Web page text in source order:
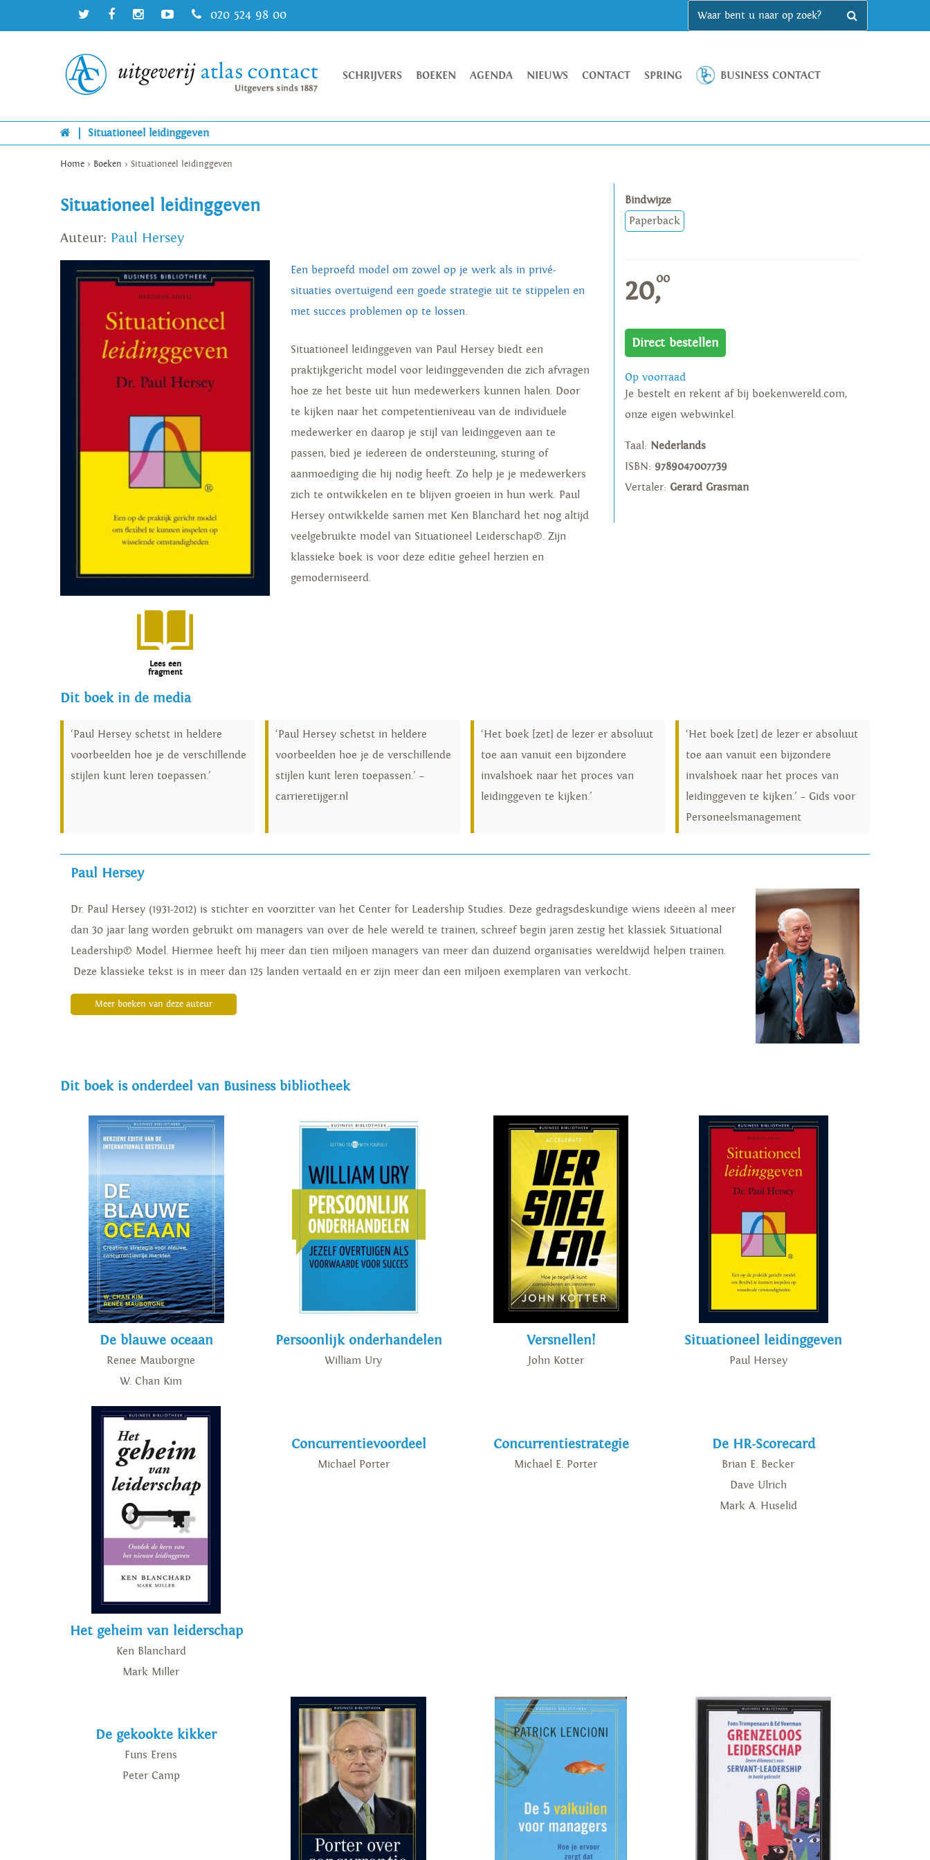
020 524 98 00
SCHRIJVERS BOEKEN AGENDA NIEUWS CONTACT SPRING BUSINESS CONTACT
Situationeel leidinggeven
Home > Boeken > Situationeel leidinggeven
Situationeel leidinggeven
Auteur: Paul Hersey
Lees een
fragment
Een beproefd model om zowel op je werk als in privé-
situaties overtuigend een goede strategie uit te stippelen en
met succes problemen op te lossen.
Situationeel leidinggeven van Paul Hersey biedt een
praktijkgericht model voor leidinggevenden die zich afvragen
hoe ze het beste uit hun medewerkers kunnen halen. Door
te kijken naar het competentieniveau van de individuele
medewerker en daarop je stijl van leidinggeven aan te
passen, bied je iedereen de ondersteuning, sturing of
aanmoediging die hij nodig heeft. Zo help je je medewerkers
zich te ontwikkelen en te blijven groeien in hun werk. Paul
Hersey ontwikkelde samen met Ken Blanchard het nog altijd
veelgebruikte model van Situationeel Leiderschap®. Zijn
klassieke boek is voor deze editie geheel herzien en
gemoderniseerd.
Bindwijze
Paperback
20,00
Direct bestellen
Op voorraad
Je bestelt en rekent af bij boekenwereld.com,
onze eigen webwinkel.
Taal: Nederlands
ISBN: 9789047007739
Vertaler: Gerard Grasman
Dit boek in de media
‘Paul Hersey schetst in heldere
voorbeelden hoe je de verschillende
stijlen kunt leren toepassen.’
‘Paul Hersey schetst in heldere
voorbeelden hoe je de verschillende
stijlen kunt leren toepassen.’ –
carrieretijger.nl
‘Het boek [zet] de lezer er absoluut
toe aan vanuit een bijzondere
invalshoek naar het proces van
leidinggeven te kijken.’
‘Het boek [zet] de lezer er absoluut
toe aan vanuit een bijzondere
invalshoek naar het proces van
leidinggeven te kijken.’ – Gids voor
Personeelsmanagement
Paul Hersey
Dr. Paul Hersey (1931-2012) is stichter en voorzitter van het Center for Leadership Studies. Deze gedragsdeskundige wiens ideeën al meer
dan 30 jaar lang worden gebruikt om managers van over de hele wereld te trainen, schreef begin jaren zestig het klassiek Situational
Leadership® Model. Hiermee heeft hij meer dan tien miljoen managers van meer dan duizend organisaties wereldwijd helpen trainen.
Deze klassieke tekst is in meer dan 125 landen vertaald en er zijn meer dan een miljoen exemplaren van verkocht.
Meer boeken van deze auteur
Dit boek is onderdeel van Business bibliotheek
De blauwe oceaan
Renee Mauborgne
W. Chan Kim
Persoonlijk onderhandelen
William Ury
Versnellen!
John Kotter
Situationeel leidinggeven
Paul Hersey
Het geheim van leiderschap
Ken Blanchard
Mark Miller
Concurrentievoordeel
Michael Porter
Concurrentiestrategie
Michael E. Porter
De HR-Scorecard
Brian E. Becker
Dave Ulrich
Mark A. Huselid
De gekookte kikker
Funs Erens
Peter Camp